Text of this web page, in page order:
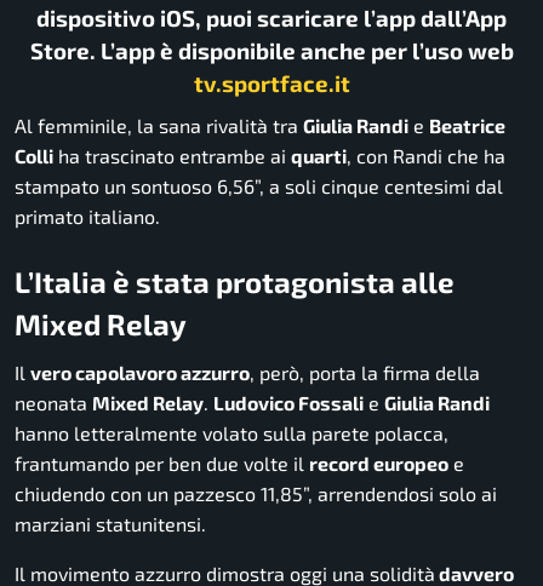
dispositivo iOS, puoi scaricare l’app dall’App
Store. L’app è disponibile anche per l’uso web
tv.sportface.it
Al femminile, la sana rivalità tra Giulia Randi e Beatrice
Colli ha trascinato entrambe ai quarti, con Randi che ha
stampato un sontuoso 6,56”, a soli cinque centesimi dal
primato italiano.
L’Italia è stata protagonista alle
Mixed Relay
Il vero capolavoro azzurro, però, porta la firma della
neonata Mixed Relay. Ludovico Fossali e Giulia Randi
hanno letteralmente volato sulla parete polacca,
frantumando per ben due volte il record europeo e
chiudendo con un pazzesco 11,85”, arrendendosi solo ai
marziani statunitensi.
Il movimento azzurro dimostra oggi una solidità davvero